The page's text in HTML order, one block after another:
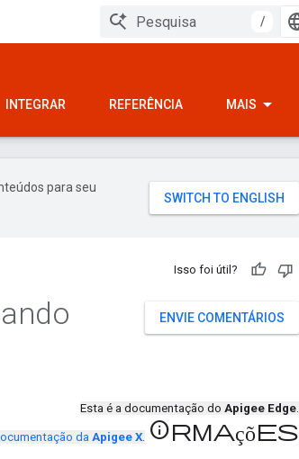
/
INTEGRAR REFERÊNCIA MAIS
para seu
Isso foi útil?
ENVIE COMENTÁRIOS
Esta é a documentação do Apigee Edge.
da Apigee X. informações